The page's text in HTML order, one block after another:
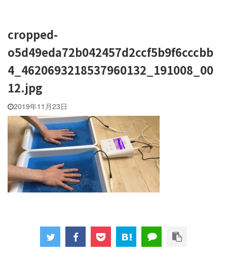
cropped-
o5d49eda72b042457d2ccf5b9f6cccbb
4_4620693218537960132_191008_00
12.jpg
2019年11月23日